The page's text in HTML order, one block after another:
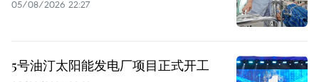
05/08/2026 22:27
5号油汀太阳能发电厂项目正式开工